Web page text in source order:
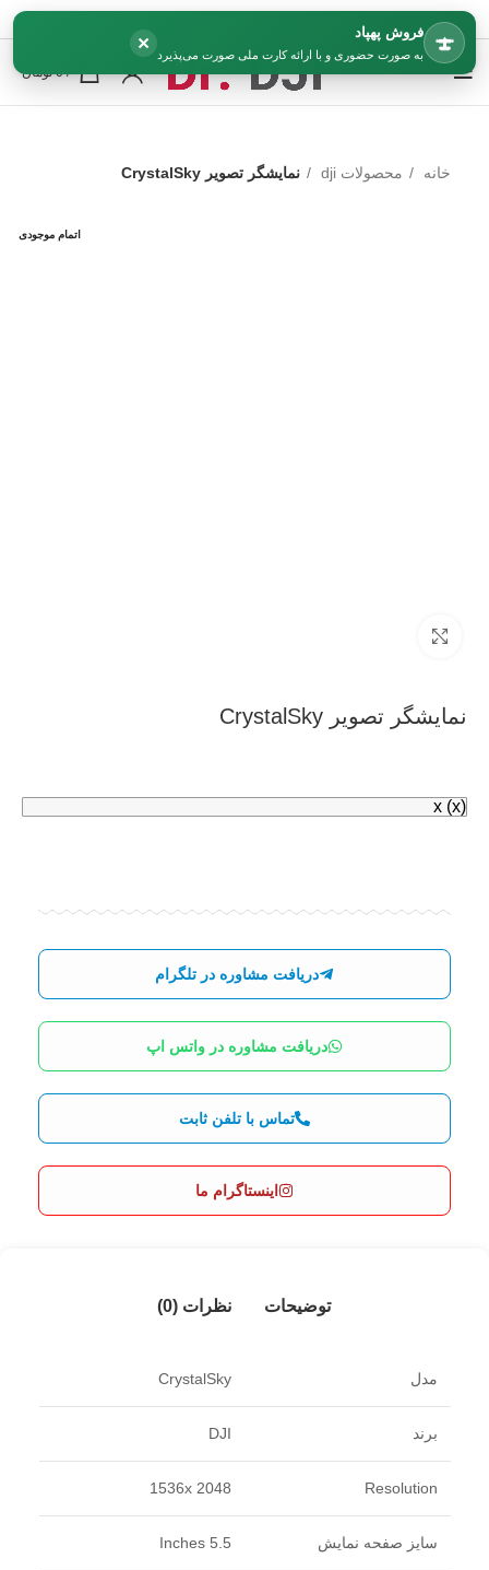
فروش پهپاد
به صورت حضوری و با ارائه کارت ملی صورت می‌پذیرد
×
/
0 تومان
خانه محصولات dji نمایشگر تصویر CrystalSky
اتمام موجودی
نمایشگر تصویر CrystalSky
x (x)
دریافت مشاوره در تلگرام
دریافت مشاوره در واتس اپ
تماس با تلفن ثابت
اینستاگرام ما
توضیحات نظرات (0)
مدل CrystalSky
برند DJI
Resolution
2048 1536x
سایز صفحه نمایش 5.5 Inches